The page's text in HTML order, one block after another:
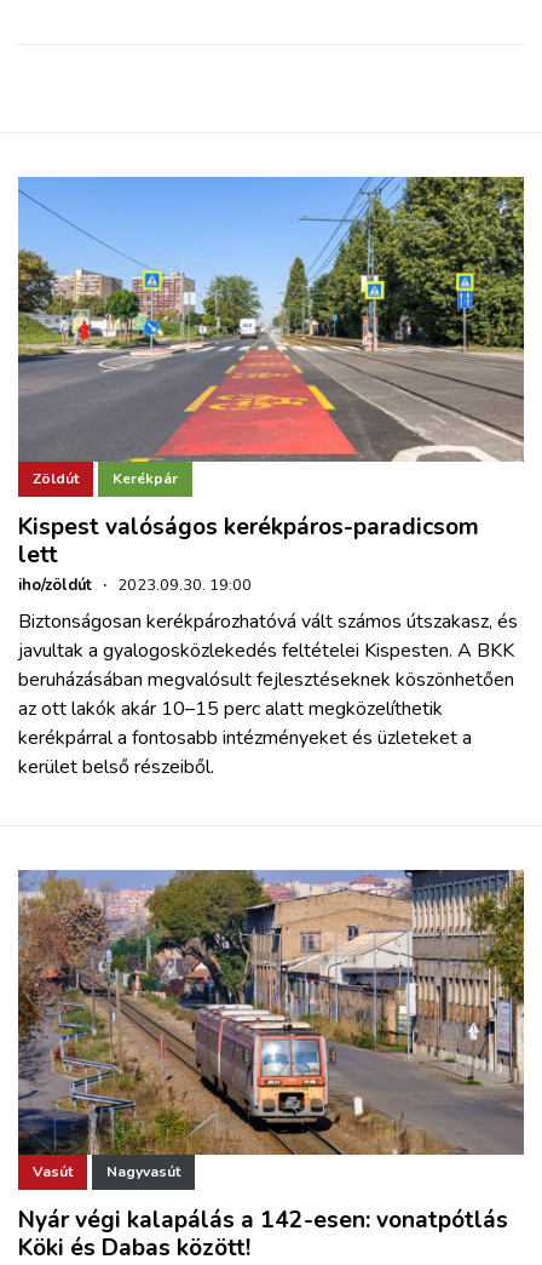
Zöldút Kerékpár
Kispest valóságos kerékpáros-paradicsom
lett
iho/zöldút · 2023.09.30. 19:00
Biztonságosan kerékpározhatóvá vált számos útszakasz, és
javultak a gyalogosközlekedés feltételei Kispesten. A BKK
beruházásában megvalósult fejlesztéseknek köszönhetően
az ott lakók akár 10–15 perc alatt megközelíthetik
kerékpárral a fontosabb intézményeket és üzleteket a
kerület belső részeiből.
Vasút Nagyvasút
Nyár végi kalapálás a 142-esen: vonatpótlás
Köki és Dabas között!